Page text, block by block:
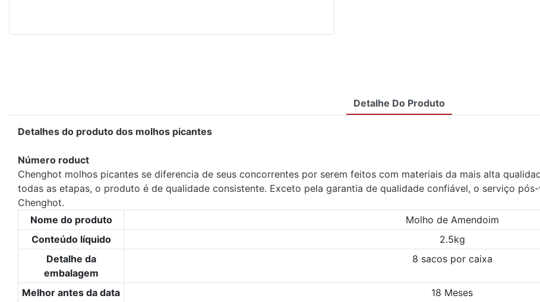
Detalhe Do Produto
Detalhes do produto dos molhos picantes
Número roduct
Chenghot molhos picantes se diferencia de seus concorrentes por serem feitos com materiais da mais alta
todas as etapas, o produto é de qualidade consistente. Exceto pela garantia de qualidade confiável, o serviço
Chenghot.
Nome do produto
Molho de Amendoim
Conteúdo líquido
2.5kg
Detalhe da
embalagem
8 sacos por caixa
Melhor antes da data
18 Meses